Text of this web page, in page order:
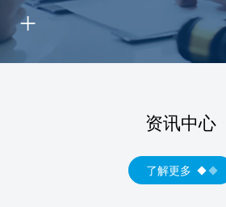
资讯中心
了解更多